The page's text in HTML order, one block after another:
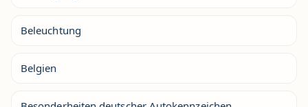
Beleuchtung
Belgien